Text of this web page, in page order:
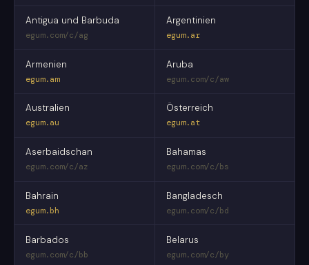
Antigua und Barbuda
egum.com/c/ag
Argentinien
egum.ar
Armenien
egum.am
Aruba
egum.com/c/aw
Australien
egum.au
Österreich
egum.at
Aserbaidschan
egum.com/c/az
Bahamas
egum.com/c/bs
Bahrain
egum.bh
Bangladesch
egum.com/c/bd
Barbados
egum.com/c/bb
Belarus
egum.com/c/by